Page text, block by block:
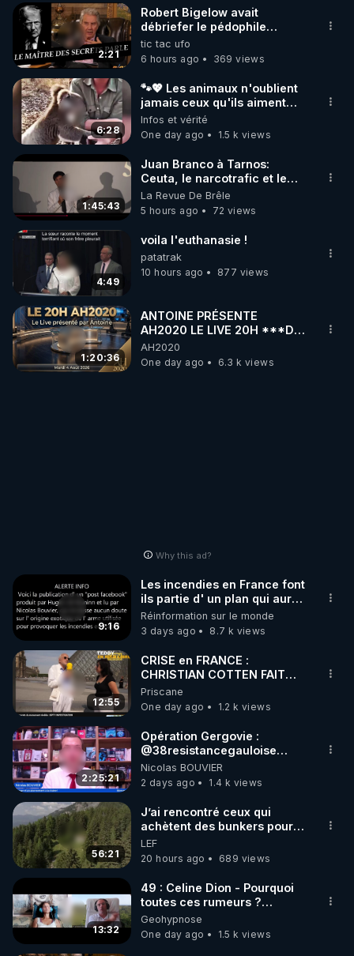
▶ 30 jours gratuit sur l’application de méditation et
de bien-être ENVOL :
Rendez-vous sur https://www.envol.app/code
le code : REGENERE
2:21
Robert Bigelow avait
débriefer le pédophile
génocidaire de donald j
trump
tic tac ufo
6 hours ago
369 views
6:28
🐾💖 Les animaux n'oublient
jamais ceux qu'ils aiment…
🥹❤️
Infos et vérité
One day ago
1.5 k views
1:45:43
Juan Branco à Tarnos:
Ceuta, le narcotrafic et le
pouvoir en France
La Revue De Brêle
5 hours ago
72 views
4:49
voila l'euthanasie !
patatrak
10 hours ago
877 views
1:20:36
ANTOINE PRÉSENTE
AH2020 LE LIVE 20H ***DU
04/08/2026*** 📷LE
GRAND RÉVEIL EST EN
MARCHE 📷
AH2020
One day ago
6.3 k views
Why this ad?
9:16
Les incendies en France font
ils partie d' un plan qui aurait
débuté le 11 septembre 2001
?
Réinformation sur le monde
3 days ago
8.7 k views
12:55
CRISE en FRANCE :
CHRISTIAN COTTEN FAIT
une étrange découverte
Priscane
One day ago
1.2 k views
2:25:21
Opération Gergovie :
‪@38resistancegauloise‬
‪@MarionSigautOfficiel‬
‪@gladysriifard5710‬ Laëtitia
Nicolas BOUVIER
2 days ago
1.4 k views
56:21
J’ai rencontré ceux qui
achètent des bunkers pour
survivre à la fin du monde
LEF
20 hours ago
689 views
13:32
49 : Celine Dion - Pourquoi
toutes ces rumeurs ?
Enquête sous hypnose
Geohypnose
One day ago
1.5 k views